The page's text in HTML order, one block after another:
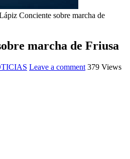
Conciente sobre marcha de
marcha de Friusa
Leave a comment 379 Views